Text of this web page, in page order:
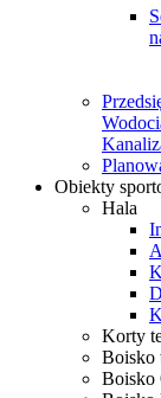
Obiekty
Hala
Korty
Boisko
Boisko